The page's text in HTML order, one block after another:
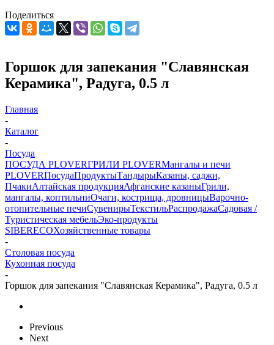
Поделиться
Горшок для запекания "Славянская
Керамика", Радуга, 0.5 л
Главная
-
Каталог
-
Посуда
ПОСУДА PLOVERГРИЛИ PLOVERМангалы и печи
PLOVERПосудаПродуктыТандырыКазаны, саджи,
ПчакиАлтайская продукцияАфганские казаныГрили,
мангалы, коптильниОчаги, кострища, дровницыВарочно-
отопительные печиСувенирыТекстильРаспродажаСадовая /
Туристическая мебельЭко-продукты
SIBERECOХозяйственные товары
-
Столовая посуда
Кухонная посуда
-
Горшок для запекания "Славянская Керамика", Радуга, 0.5 л
Previous
Next